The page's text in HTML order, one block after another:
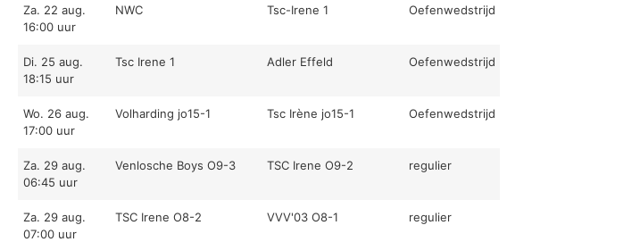
Za. 22 aug.
16:00 uur
NWC Tsc-Irene 1 Oefenwedstrijd
Di. 25 aug.
18:15 uur
Tsc Irene 1 Adler Effeld Oefenwedstrijd
Wo. 26 aug.
17:00 uur
Volharding jo15-1 Tsc Irène jo15-1 Oefenwedstrijd
Za. 29 aug.
06:45 uur
Venlosche Boys O9-3 TSC Irene O9-2 regulier
Za. 29 aug.
07:00 uur
TSC Irene O8-2 VVV'03 O8-1 regulier